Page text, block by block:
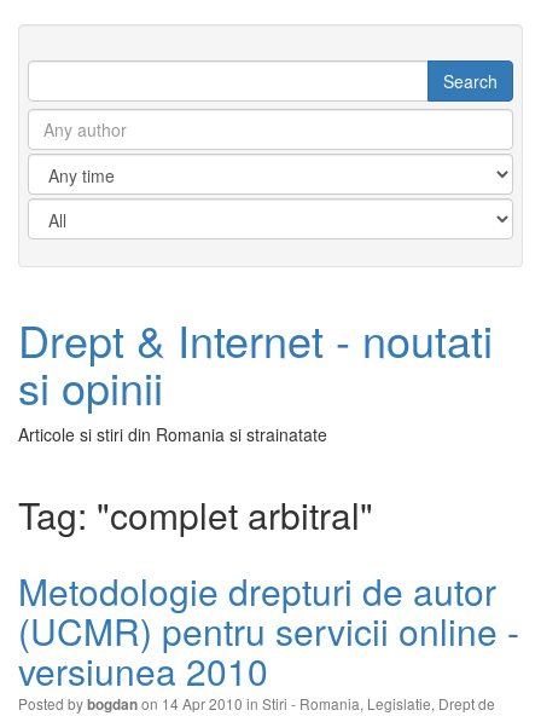
Drept & Internet - noutati
si opinii
Articole si stiri din Romania si strainatate
Tag: "complet arbitral"
Metodologie drepturi de autor
(UCMR) pentru servicii online -
versiunea 2010
Posted bybogdanon 14 Apr 2010 in Stiri - Romania, Legislatie, Drept de